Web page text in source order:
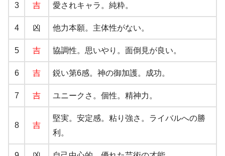
3 吉 愛されキャラ。純粋。
4 凶 他力本願。主体性がない。
5 吉 協調性。思いやり。面倒見が良い。
6 吉 鋭い第6感。神の御加護。成功。
7 吉 ユニークさ。個性。精神力。
8 吉
堅実。安定感。粘り強さ。ライバルへの勝
利。